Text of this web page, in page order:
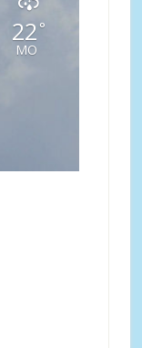
22 °
MO